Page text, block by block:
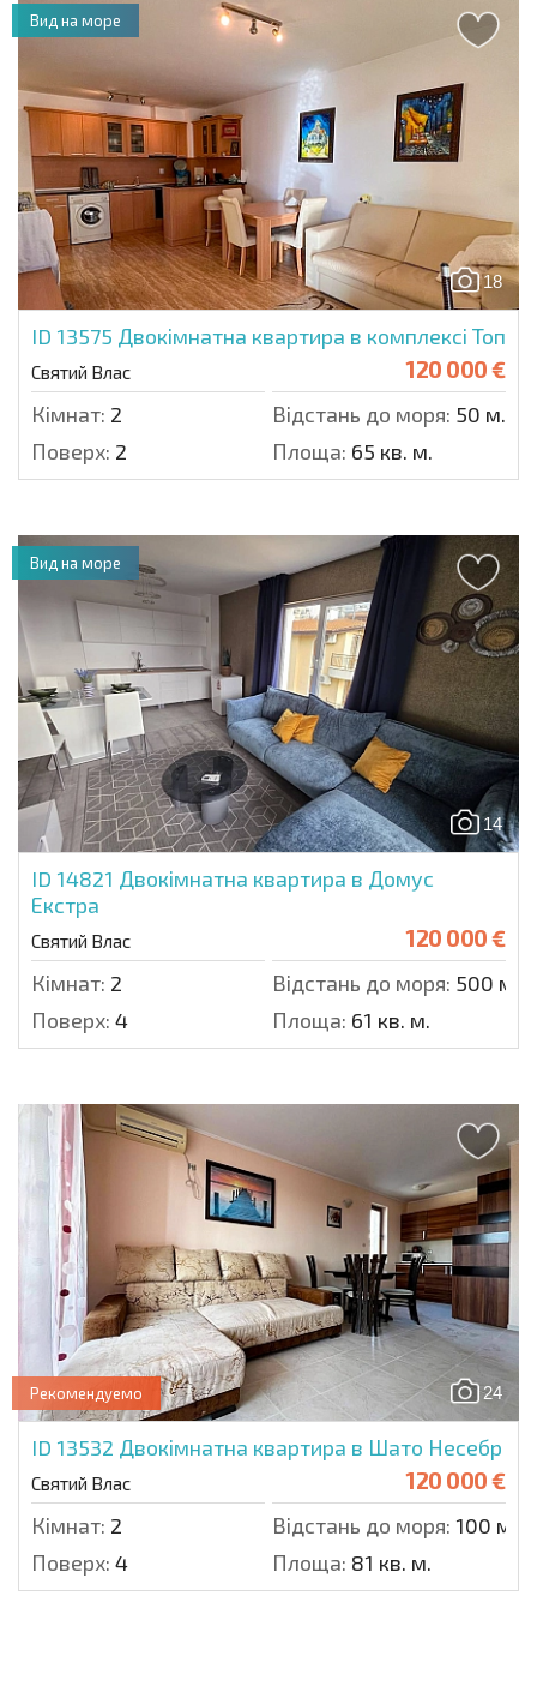
18
ID 13575 Двокімнатна квартира в комплексі Топ
Святий Влас 120 000 €
Кімнат: 2 Відстань до моря: 50 м.
Поверх: 2 Площа: 65 кв. м.
Вид на море
14
ID 14821 Двокімнатна квартира в Домус
Екстра
Святий Влас 120 000 €
Кімнат: 2 Відстань до моря: 500 м.
Поверх: 4 Площа: 61 кв. м.
Вид на море
24
Рекомендуемо
ID 13532 Двокімнатна квартира в Шато Несебр
Святий Влас 120 000 €
Кімнат: 2 Відстань до моря: 100 м.
Поверх: 4 Площа: 81 кв. м.